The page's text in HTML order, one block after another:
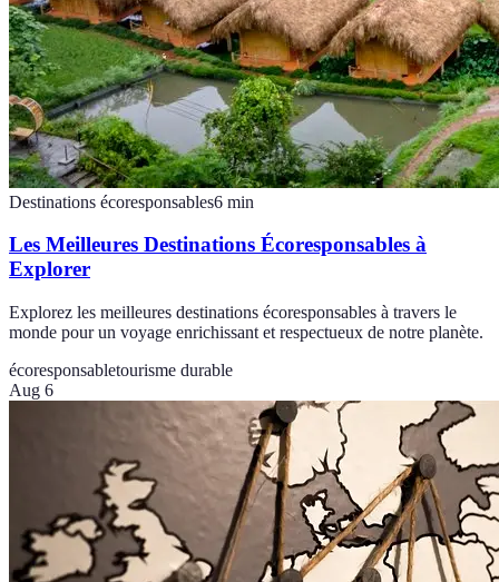
Destinations écoresponsables6 min
Les Meilleures Destinations Écoresponsables à
Explorer
Explorez les meilleures destinations écoresponsables à travers le
monde pour un voyage enrichissant et respectueux de notre planète.
écoresponsabletourisme durable
Aug 6